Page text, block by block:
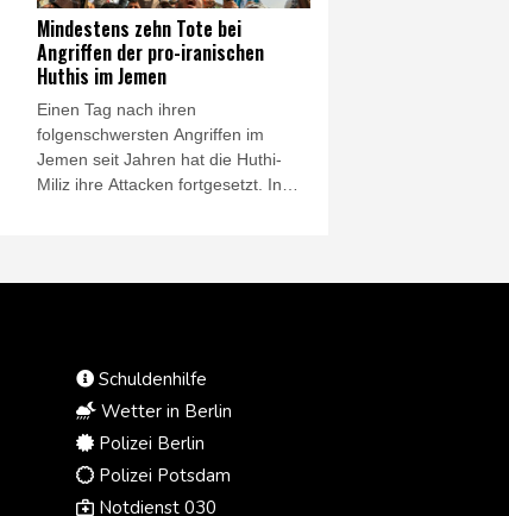
Mindestens zehn Tote bei
Angriffen der pro-iranischen
Huthis im Jemen
Einen Tag nach ihren
folgenschwersten Angriffen im
Jemen seit Jahren hat die Huthi-
Miliz ihre Attacken fortgesetzt. In
getötet worden, erfuhr die
Gesundheitsminister Kasim
Buhaibeh wurden in derselben
Provinz zudem mindestens zwei
verletzt. Die vom Iran unterstützten
Huthis bekannten sich zu den
Schuldenhilfe
Wetter in Berlin
Polizei Berlin
Polizei Potsdam
Notdienst 030